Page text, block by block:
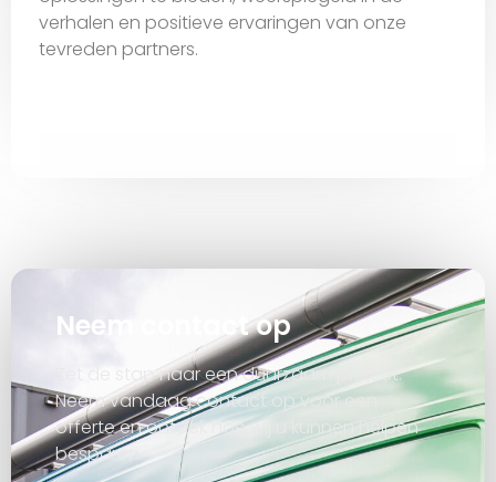
verhalen en positieve ervaringen van onze
tevreden partners.
Neem contact op
Zet de stap naar een duurzaam project.
Neem vandaag contact op voor een
offerte en ontdek hoe wij u kunnen helpen
besparen.